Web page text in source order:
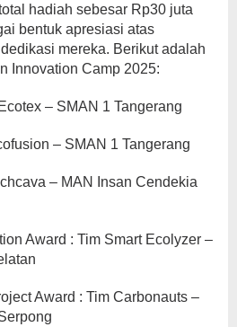
hadiah sebesar Rp30 juta
bentuk apresiasi atas
mereka. Berikut adalah
Innovation Camp 2025:
– SMAN 1 Tangerang
– SMAN 1 Tangerang
– MAN Insan Cendekia
Award : Tim Smart Ecolyzer –
Award : Tim Carbonauts –